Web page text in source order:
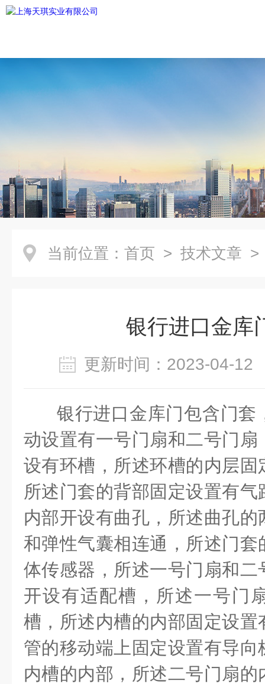
当前位置： 首页 > 技术文章 >
银行进口金库
更新时间：2023-04-
银行进口金库门包含门套
动设置有一号门扇和二号门
设有环槽，所述环槽的内层
所述门套的背部固定设置有
内部开设有曲孔，所述曲孔
和弹性气囊相连通，所述门
体传感器，所述一号门扇和
开设有适配槽，所述一号门
槽，所述内槽的内部固定设
管的移动端上固定设置有导
内槽的内部，所述二号门扇